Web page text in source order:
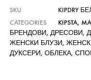
SKU
KIPDRY
CATEGORIES
KIPSTA,
БРЕНДОВИ, ДРЕСОВИ,
ЖЕНСКИ БЛУЗИ,
ДУКСЕРИ, ОБЛЕКА,